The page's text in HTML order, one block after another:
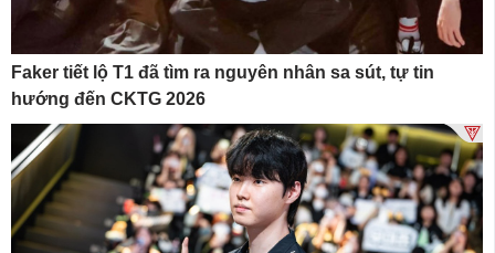
Faker tiết lộ T1 đã tìm ra nguyên nhân sa sút, tự tin
hướng đến CKTG 2026